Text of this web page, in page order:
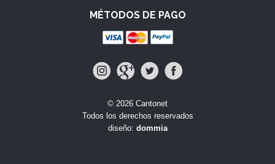
MÉTODOS DE PAGO
© 2026 Cantonet
Todos los derechos reservados
diseño: dommia